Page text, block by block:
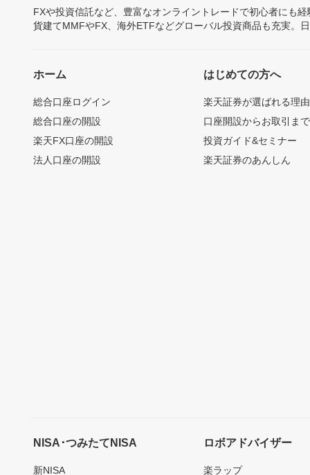
FXや投資信託など、豊富なオンライントレードで初心者にも
貨建てMMFやFX、海外ETFなどグローバル投資商品も充実。
ホーム
総合口座ログイン
総合口座の開設
楽天FX口座の開設
法人口座の開設
はじめての方へ
楽天証券が選ばれる理由
口座開設からお取引ま
投資ガイド&セミナー
楽天証券のあんしん
NISA･つみたてNISA
新NISA
ロボアドバイザー
楽ラップ